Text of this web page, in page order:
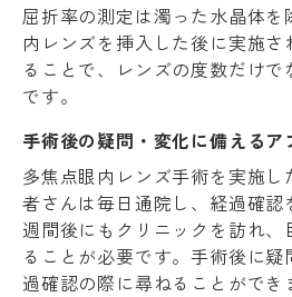
屈折率の測定は濁った水晶体を
内レンズを挿入した後に実施
ることで、レンズの度数だけ
です。
手術後の疑問・変化に備えるア
多焦点眼内レンズ手術を実施し
者さんは毎日通院し、経過確認
週間後にもクリニックを訪れ、
ることが必要です。手術後に
過確認の際に尋ねることができ